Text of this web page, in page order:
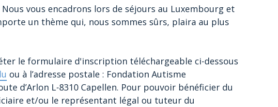
Nous vous encadrons lors de séjours au Luxembourg et
un thème qui, nous sommes sûrs, plaira au plus
le formulaire d'inscription téléchargeable ci-dessous
ou à l’adresse postale : Fondation Autisme
d’Arlon L-8310 Capellen. Pour pouvoir bénéficier du
et/ou le représentant légal ou tuteur du